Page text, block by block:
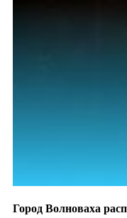
Город Волноваха